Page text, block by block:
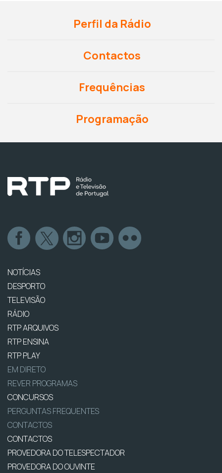
Perfil da Rádio
Contactos
Frequências
Programação
NOTÍCIAS
DESPORTO
TELEVISÃO
RÁDIO
RTP ARQUIVOS
RTP ENSINA
RTP PLAY
EM DIRETO
REVER PROGRAMAS
CONCURSOS
PERGUNTAS FREQUENTES
CONTACTOS
CONTACTOS
PROVEDORA DO TELESPECTADOR
PROVEDORA DO OUVINTE